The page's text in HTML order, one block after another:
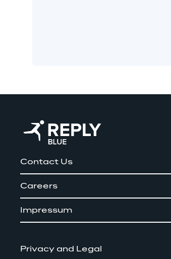
Contact Us
Careers
Impressum
Privacy and Legal